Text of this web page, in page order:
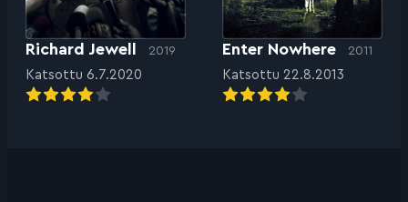
Richard Jewell 2019
Katsottu 6.7.2020
Enter Nowhere 2011
Katsottu 22.8.2013